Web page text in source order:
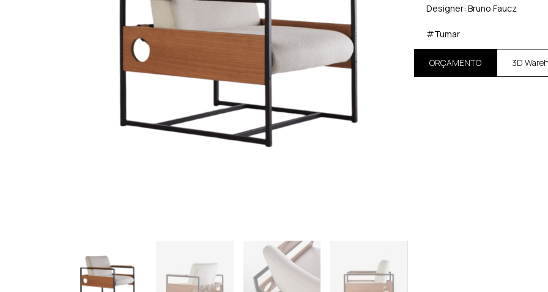
Designer: Bruno Faucz
#Tumar
ORÇAMENTO 3D